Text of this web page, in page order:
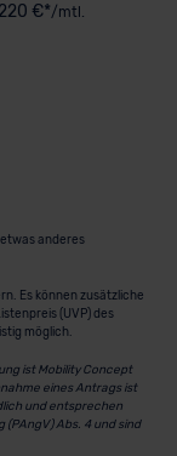
220 €*/mtl.
anderes
Es können zusätzliche
(UVP) des
möglich.
ist Mobility Concept
eines Antrags ist
und entsprechen
Abs. 4 und sind